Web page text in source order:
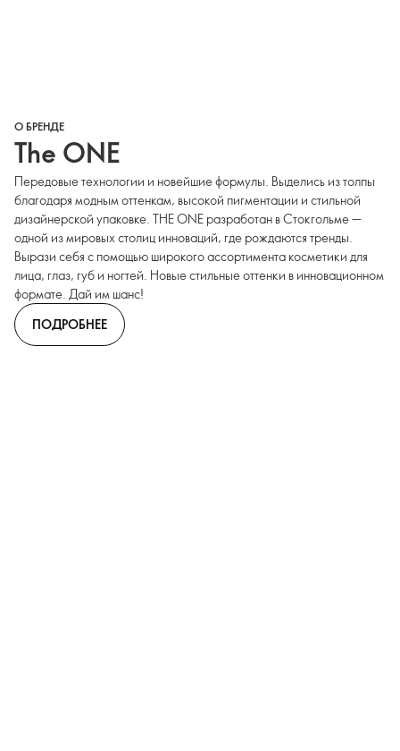
О БРЕНДЕ
The ONE
Передовые технологии и новейшие формулы. Выделись из толпы
благодаря модным оттенкам, высокой пигментации и стильной
дизайнерской упаковке. THE ONE разработан в Стокгольме —
одной из мировых столиц инноваций, где рождаются тренды.
Вырази себя с помощью широкого ассортимента косметики для
лица, глаз, губ и ногтей. Новые стильные оттенки в инновационном
формате. Дай им шанс!
ПОДРОБНЕЕ